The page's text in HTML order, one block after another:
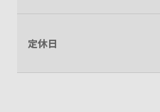
定休日